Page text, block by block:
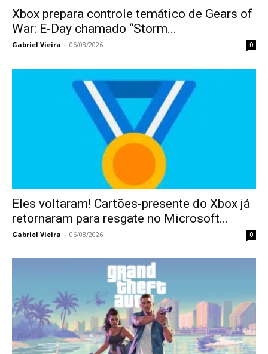
Xbox prepara controle temático de Gears of
War: E-Day chamado “Storm...
Gabriel Vieira - 06/08/2026 0
Eles voltaram! Cartões-presente do Xbox já
retornaram para resgate no Microsoft...
Gabriel Vieira - 06/08/2026 0